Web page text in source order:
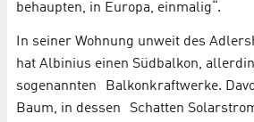
behaupten, in Europa, einmalig“.
In seiner Wohnung unweit des
hat Albinius einen Südbalkon,
sogenannten Balkonkraftwerke.
Baum, in dessen Schatten